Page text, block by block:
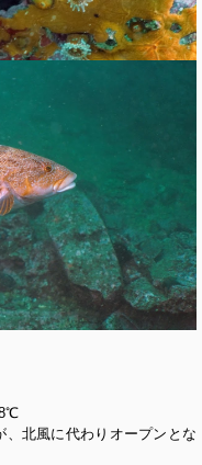
北風に代わりオープンとな